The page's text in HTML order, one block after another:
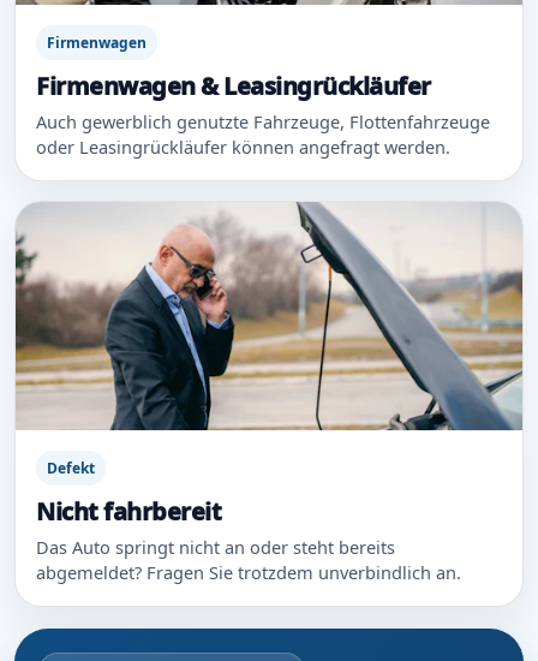
Firmenwagen
Firmenwagen & Leasingrückläufer
Auch gewerblich genutzte Fahrzeuge, Flottenfahrzeuge
oder Leasingrückläufer können angefragt werden.
Defekt
Nicht fahrbereit
Das Auto springt nicht an oder steht bereits
abgemeldet? Fragen Sie trotzdem unverbindlich an.